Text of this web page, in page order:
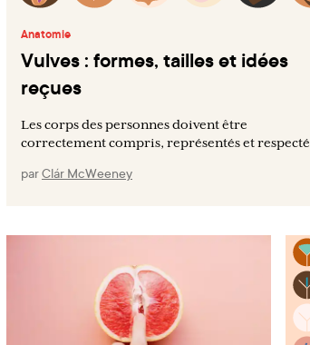
Anatomie
Vulves : formes, tailles et idées
reçues
Les corps des personnes doivent être
correctement compris, représentés et
parClár McWeeney